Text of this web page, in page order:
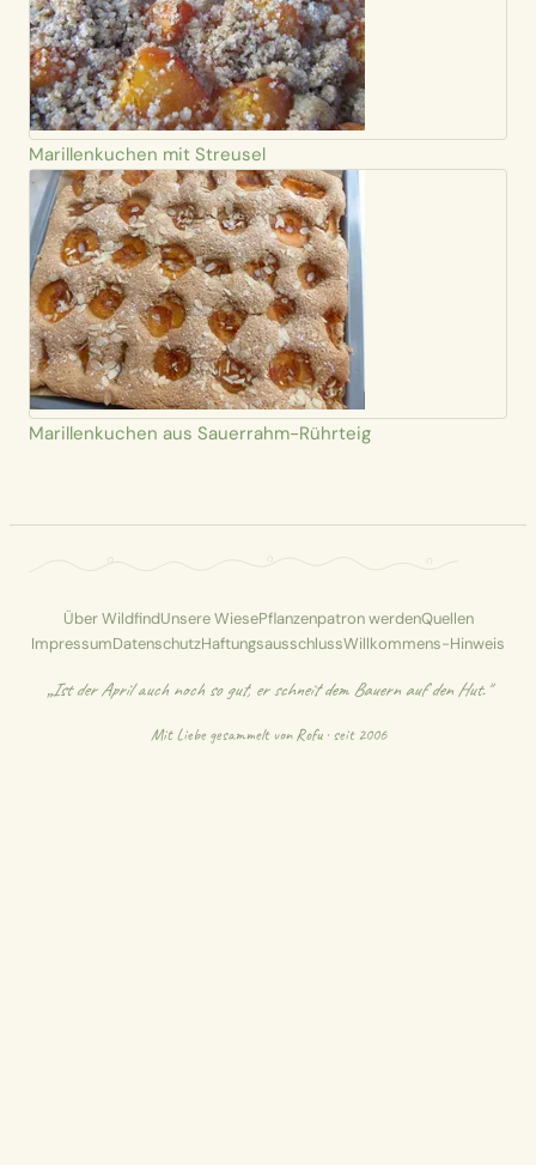
Marillenkuchen mit Streusel
Marillenkuchen aus Sauerrahm-Rührteig
Über WildfindUnsere WiesePflanzenpatron werdenQuellen
ImpressumDatenschutzHaftungsausschlussWillkommens-Hinweis
„Ist der April auch noch so gut, er schneit dem Bauern auf den Hut."
Mit Liebe gesammelt vonRofu· seit 2006